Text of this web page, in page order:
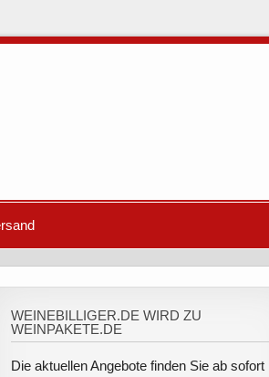
WEINEBILLIGER.DE WIRD ZU
WEINPAKETE.DE
Die aktuellen Angebote finden Sie ab sofort